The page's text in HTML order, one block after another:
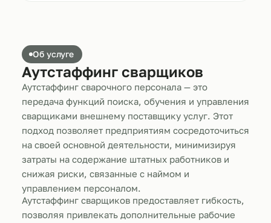
Об услуге
Аутстаффинг сварщиков
Аутстаффинг сварочного персонала — это
передача функций поиска, обучения и управления
сварщиками внешнему поставщику услуг. Этот
подход позволяет предприятиям сосредоточиться
на своей основной деятельности, минимизируя
затраты на содержание штатных работников и
снижая риски, связанные с наймом и
управлением персоналом.
Аутстаффинг сварщиков предоставляет гибкость,
позволяя привлекать дополнительные рабочие